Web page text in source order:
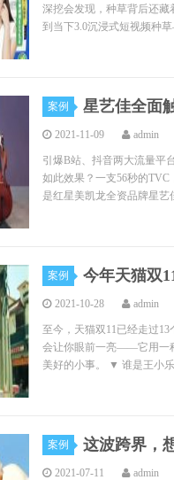
深挖会发现，种草背后还
到当下3.0沉浸式短视频种
案例 星艺佳全面
2021-11-09 admin
引爆B站、抖音两大流量平
如此效果？一支56秒的TVC
是红星美凯龙全资品牌星
案例 今年天猫双
2021-10-28 admin
至今，天猫双11已经走过
会让你眼前一亮——它用一
美好的小事。 ▼ 谁是王小
案例 这波跨界，
2021-07-11 admin